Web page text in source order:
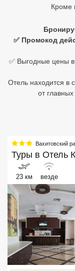
Кроме
✅ Промокод
✅ Выгодные цены в
Отель находится в
от
Вахитовский
Туры в Отель
23 км везде
ОАЭ
Египет
Куба
Вьетнам
Хайнань
Северный Гоа
Южный Гоа
Занзибар
Абхазия
Большой Сочи